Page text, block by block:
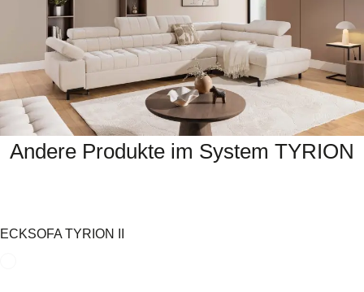
Andere Produkte im System TYRION
ECKSOFA TYRION II